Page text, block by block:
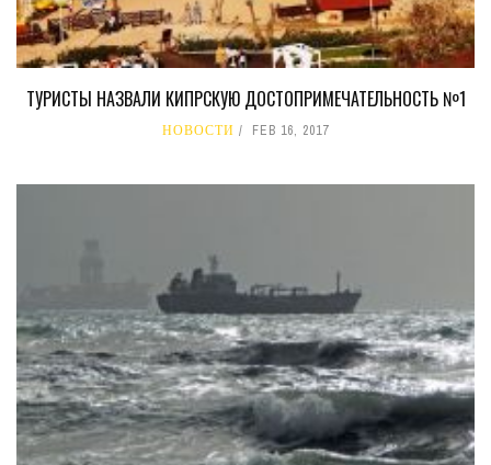
ТУРИСТЫ НАЗВАЛИ КИПРСКУЮ ДОСТОПРИМЕЧАТЕЛЬНОСТЬ №1
НОВОСТИ FEB 16, 2017